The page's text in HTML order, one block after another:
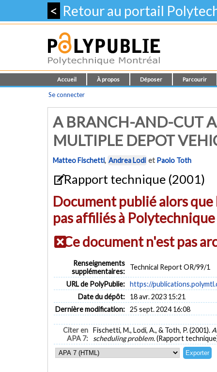
< Retour au portail
Accueil À propos Déposer Parcourir
Se connecter
A BRANCH-AND-CUT
MULTIPLE DEPOT
Matteo Fischetti, Andrea Lodi et Paolo Toth
Rapport technique (2001)
Document publié alors
pas affiliés à
Ce document n'est pas
Renseignements
supplémentaires:
Technical Report OR/99/1
URL de PolyPublie: https://
Date du dépôt:
18 avr. 2023 15:21
Dernière modification: 25 sept. 2024 16:08
Citer en
APA 7:
Fischetti, M., Lodi, A., & Toth, P. (2001).
scheduling problem.(Rapport